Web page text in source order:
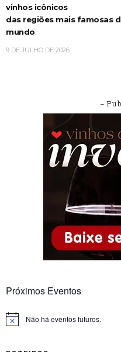
vinhos icônicos
das regiões mais famosas
mundo
9 DE JULHO DE 2026
–
Próximos Eventos
Notice Não há eventos futuros.